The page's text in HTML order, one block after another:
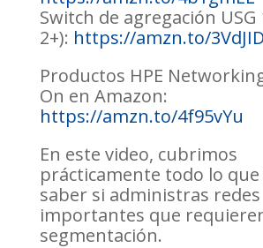
Switch de agregación USG
2+): https://amzn.to/
Productos HPE
On en Amazon:
https://amzn.to/4f95vYu
En este video, cubrimos
prácticamente todo lo que
saber si administras redes
importantes que
segmentación.